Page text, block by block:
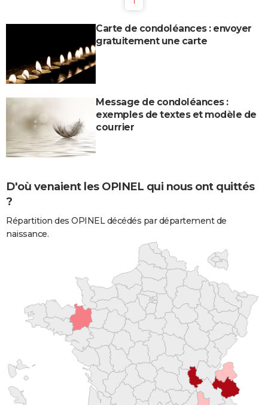
Carte de condoléances : envoyer
gratuitement une carte
Message de condoléances :
exemples de textes et modèle de
courrier
D'où venaient les OPINEL qui nous ont quittés
?
Répartition des OPINEL décédés par département de
naissance.